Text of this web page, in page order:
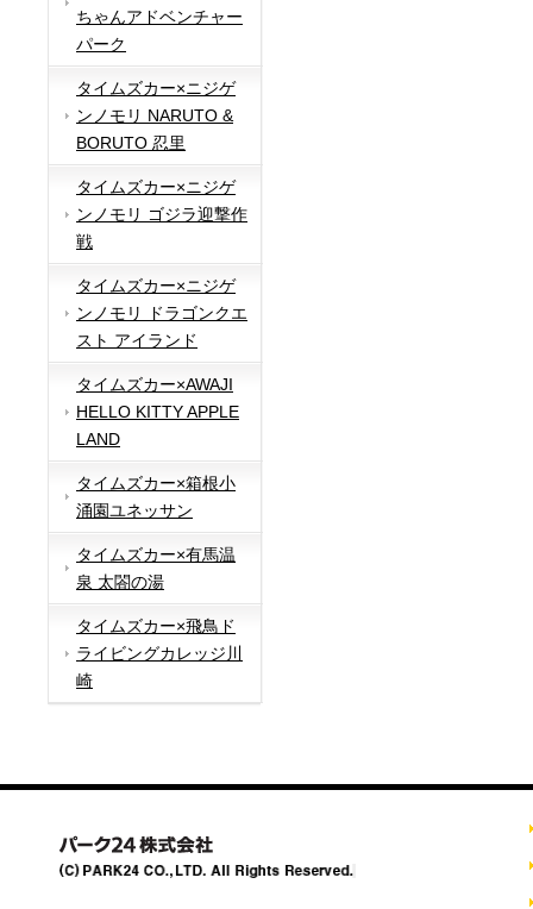
ちゃんアドベンチャー
パーク
タイムズカー×ニジゲ
ンノモリ NARUTO &
BORUTO 忍里
タイムズカー×ニジゲ
ンノモリ ゴジラ迎撃作
戦
タイムズカー×ニジゲ
ンノモリ ドラゴンクエ
スト アイランド
タイムズカー×AWAJI
HELLO KITTY APPLE
LAND
タイムズカー×箱根小
涌園ユネッサン
タイムズカー×有馬温
泉 太閤の湯
タイムズカー×飛鳥ド
ライビングカレッジ川
崎